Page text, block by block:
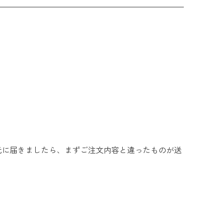
届きましたら、まずご注文内容と違ったものが送